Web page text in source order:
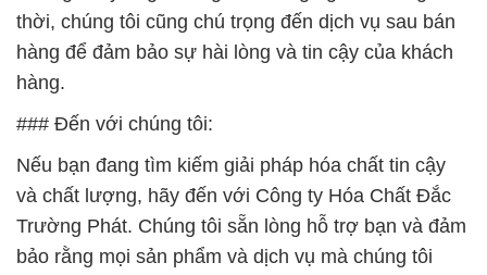
thời, chúng tôi cũng chú trọng đến dịch vụ sau bán
hàng để đảm bảo sự hài lòng và tin cậy của khách
hàng.
### Đến với chúng tôi:
Nếu bạn đang tìm kiếm giải pháp hóa chất tin cậy
và chất lượng, hãy đến với Công ty Hóa Chất Đắc
Trường Phát. Chúng tôi sẵn lòng hỗ trợ bạn và đảm
bảo rằng mọi sản phẩm và dịch vụ mà chúng tôi